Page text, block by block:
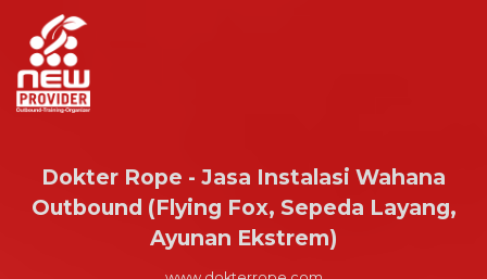
Dokter Rope - Jasa Instalasi Wahana
Outbound (Flying Fox, Sepeda Layang,
Ayunan Ekstrem)